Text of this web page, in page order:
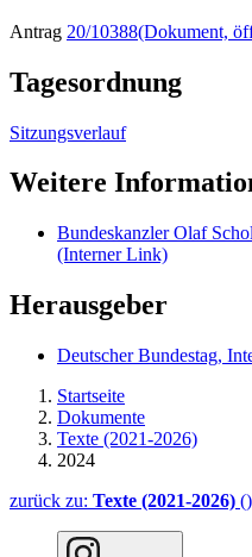
Antrag 20/10388(Dokument,
Tagesordnung
Sitzungsverlauf
Weitere
Bundeskanzler Olaf
(Interner Link)
Herausgeber
Deutscher Bundestag,
Startseite
Dokumente
Texte (2021-2026)
2024
zurück zu: Texte (2021-2026) ()